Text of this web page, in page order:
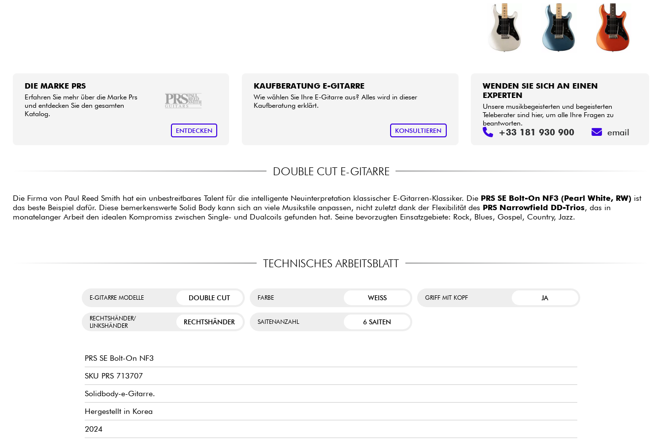
DIE MARKE PRS
Erfahren Sie mehr über die Marke Prs
und entdecken Sie den gesamten
Katalog.
ENTDECKEN
KAUFBERATUNG E-GITARRE
Wie wählen Sie Ihre E-Gitarre aus? Alles wird in dieser
Kaufberatung erklärt.
KONSULTIEREN
WENDEN SIE SICH AN EINEN
EXPERTEN
Unsere musikbegeisterten und begeisterten
Teleberater sind hier, um alle Ihre Fragen zu
beantworten.
+33 181 930 900 email
DOUBLE CUT E-GITARRE
Die Firma von Paul Reed Smith hat ein unbestreitbares Talent für die intelligente Neuinterpretation klassischer E-Gitarren-Klassiker. Die PRS SE Bolt-On NF3 (Pearl White, RW) ist
das beste Beispiel dafür. Diese bemerkenswerte Solid Body kann sich an viele Musikstile anpassen, nicht zuletzt dank der Flexibilität des PRS Narrowfield DD-Trios, das in
monatelanger Arbeit den idealen Kompromiss zwischen Single- und Dualcoils gefunden hat. Seine bevorzugten Einsatzgebiete: Rock, Blues, Gospel, Country, Jazz.
TECHNISCHES ARBEITSBLATT
E-GITARRE MODELLE DOUBLE CUT FARBE WEISS GRIFF MIT KOPF JA
RECHTSHÄNDER/
LINKSHÄNDER
RECHTSHÄNDER SAITENANZAHL 6 SAITEN
PRS SE Bolt-On NF3
SKU PRS 713707
Solidbody-e-Gitarre.
Hergestellt in Korea
2024